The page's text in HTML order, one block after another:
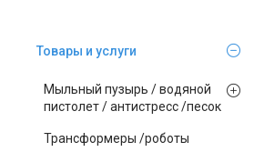
Товары и услуги
Мыльный пузырь / водяной
пистолет / антистресс /песок
Трансформеры /роботы